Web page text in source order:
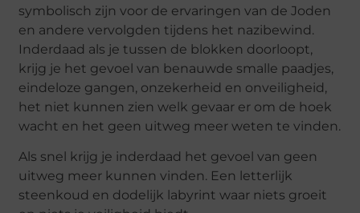
symbolisch zijn voor de ervaringen van de Joden
en andere vervolgden tijdens het nazibewind.
Inderdaad als je tussen de blokken doorloopt,
krijg je het gevoel van benauwde smalle paadjes,
eindeloze gangen, onzekerheid en onveiligheid,
het niet kunnen zien welk gevaar er om de hoek
wacht en het geen uitweg meer weten te vinden.
Als snel krijg je inderdaad het gevoel van geen
uitweg meer kunnen vinden. Een letterlijk
steenkoud en dodelijk labyrint waar niets groeit